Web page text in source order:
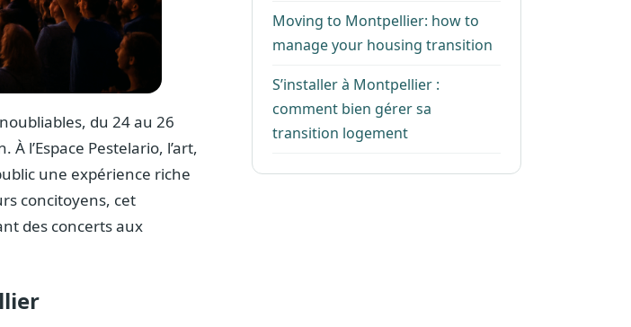
du 24 au 26
l’Espace Pestelario, l’art,
une expérience riche
concitoyens, cet
des concerts aux
Moving to Montpellier: how to
manage your housing transition
S’installer à Montpellier :
comment bien gérer sa
transition logement